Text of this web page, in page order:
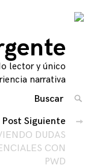
lector y único
narrativa
Post Siguiente
DUDAS
CON
PWD